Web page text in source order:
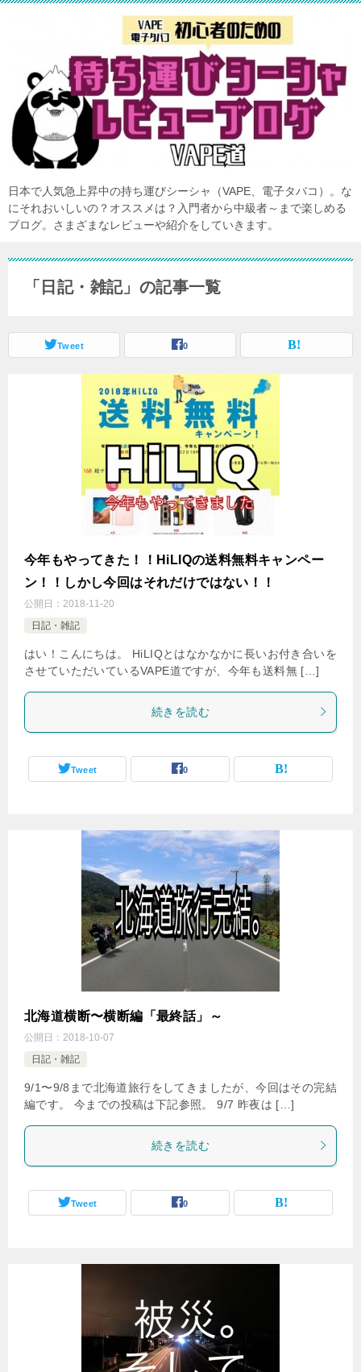
日本で人気急上昇中の持ち運びシーシャ（VAPE、電子タバコ）。な
にそれおいしいの？オススメは？入門者から中級者～まで楽しめる
ブログ。さまざまなレビューや紹介をしていきます。
「日記・雑記」の記事一覧
Tweet 0
今年もやってきた！！HiLIQの送料無料キャンペー
ン！！しかし今回はそれだけではない！！
公開日： 2018-11-20
日記・雑記
はい！こんにちは。 HiLIQとはなかなかに長いお付き合いを
させていただいているVAPE道ですが、今年も送料無 […]
続きを読む
Tweet 0
北海道横断〜横断編「最終話」～
公開日： 2018-10-07
日記・雑記
9/1〜9/8まで北海道旅行をしてきましたが、今回はその完結
編です。 今までの投稿は下記参照。 9/7 昨夜は […]
続きを読む
Tweet 0